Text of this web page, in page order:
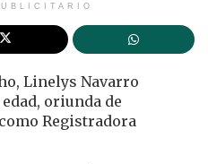
Linelys Navarro
oriunda de
Registradora